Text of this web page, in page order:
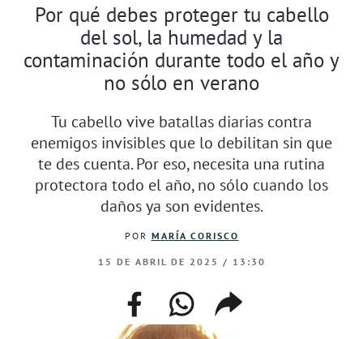
Por qué debes proteger tu cabello
del sol, la humedad y la
contaminación durante todo el año y
no sólo en verano
Tu cabello vive batallas diarias contra
enemigos invisibles que lo debilitan sin que
te des cuenta. Por eso, necesita una rutina
protectora todo el año, no sólo cuando los
daños ya son evidentes.
POR MARÍA CORISCO
15 DE ABRIL DE 2025 / 13:30
facebookwhatsappcompartir
enlace